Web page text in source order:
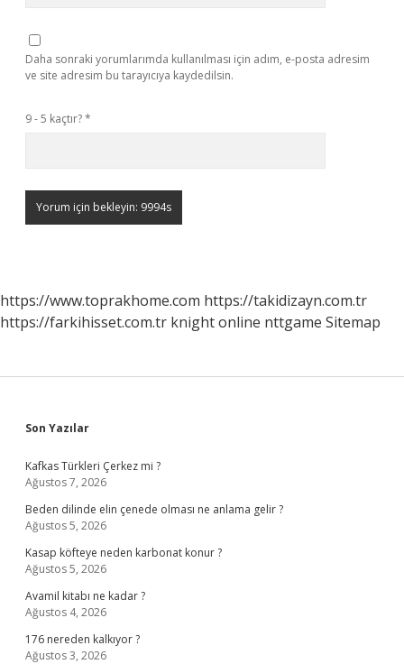
Daha sonraki yorumlarımda kullanılması için adım, e-posta adresim
ve site adresim bu tarayıcıya kaydedilsin.
9 - 5 kaçtır?*
https://www.toprakhome.com https://takidizayn.com.tr
https://farkihisset.com.tr knight online nttgame Sitemap
Sidebar
Son Yazılar
Kafkas Türkleri Çerkez mi ?
Ağustos 7, 2026
Beden dilinde elin çenede olması ne anlama gelir ?
Ağustos 5, 2026
Kasap köfteye neden karbonat konur ?
Ağustos 5, 2026
Avamil kitabı ne kadar ?
Ağustos 4, 2026
176 nereden kalkıyor ?
Ağustos 3, 2026